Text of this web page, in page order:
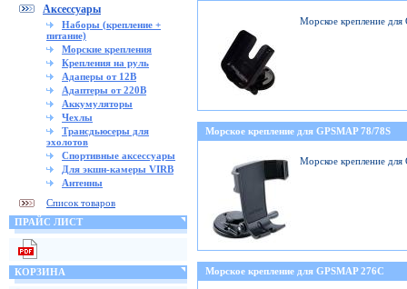
Аксессуары
Наборы (крепление +
питание)
Морские крепления
Крепления на руль
Адаперы от 12В
Адаптеры от 220В
Аккумуляторы
Чехлы
Трансдьюсеры для
эхолотов
Спортивные аксессуары
Для экшн-камеры VIRB
Антенны
Список товаров
ПРАЙС ЛИСТ
КОРЗИНА
Морское крепление
Морское крепление для GPSMAP 78/78S
Морское крепление
Морское крепление для GPSMAP 276C